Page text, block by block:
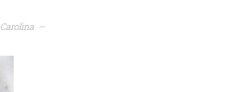
Carolina